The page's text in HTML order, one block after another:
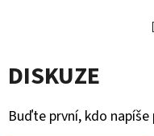
DISKUZE
Buďte první, kdo